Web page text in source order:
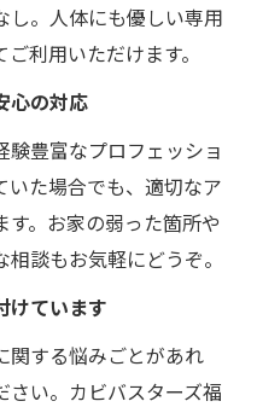
し。人体にも優しい専用
利用いただけます。
心の対応
豊富なプロフェッショ
いた場合でも、適切なア
す。お家の弱った箇所や
談もお気軽にどうぞ。
けています
関する悩みごとがあれ
さい。カビバスターズ福